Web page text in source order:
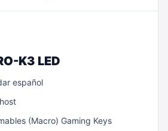
K3 LED
español
(Macro) Gaming Keys